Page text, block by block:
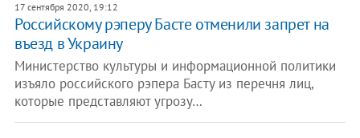
17 сентября 2020, 19:12
Российскому рэперу Басте отменили запрет на
въезд в Украину
Министерство культуры и информационной политики
изъяло российского рэпера Басту из перечня лиц,
которые представляют угрозу…